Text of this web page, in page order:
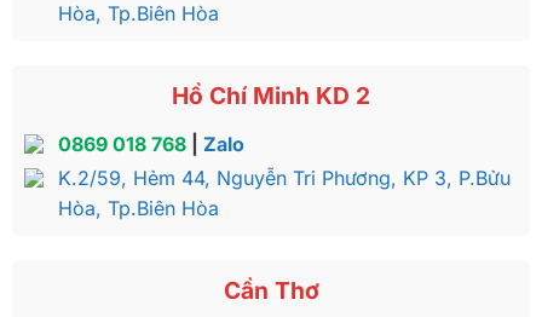
Hòa, Tp.Biên Hòa
Hồ Chí Minh KD 2
0869 018 768| Zalo
K.2/59, Hẻm 44, Nguyễn Tri Phương, KP 3, P.Bửu
Hòa, Tp.Biên Hòa
Cần Thơ